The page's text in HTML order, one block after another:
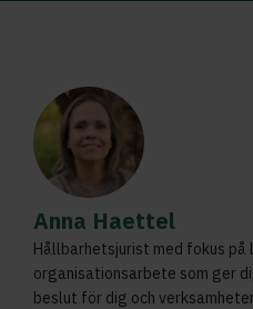
Anna Haettel
Hållbarhetsjurist med fokus på
organisationsarbete som ger
beslut för dig och